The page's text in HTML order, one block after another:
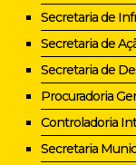
Secretaria de
Secretaria de
Secretaria de
Procuradoria
Controladoria
Secretaria